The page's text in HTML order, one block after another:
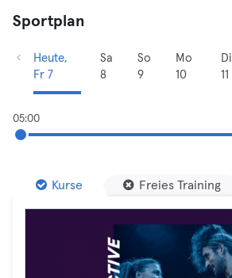
Sportplan
Heute,
Fr 7
Sa
8
So
9
Mo
10
Di
11
05:00
Kurse Freies Training